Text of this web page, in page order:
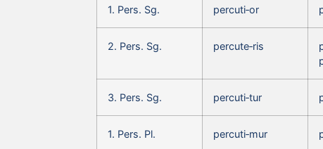
1. Pers. Sg. percuti‑or
2. Pers. Sg. percute‑ris
3. Pers. Sg. percuti‑tur
1. Pers. Pl. percuti‑mur